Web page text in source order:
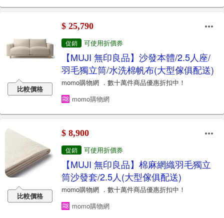
比較價格
$ 25,790
促銷 可使用折價券
【MUJI 無印良品】沙發本體/2.5人座/
羽毛獨立筒/水洗棉帆布(大型傢俱配送)
momo購物網 ．數十萬件商品優惠折扣中！
momo購物網
比較價格
$ 8,900
促銷 可使用折價券
【MUJI 無印良品】棉麻網織羽毛獨立
筒沙發套/2.5人(大型傢俱配送)
momo購物網 ．數十萬件商品優惠折扣中！
momo購物網